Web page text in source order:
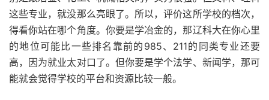
这些专业，就没那么亮眼了。所以，评价这所学校的档次，
得看你站在哪个角度。你要是学冶金的，那辽科大在你心里
的地位可能比一些排名靠前的985、211的同类专业还要
高，因为就业太对口了。但你要是学个法学、新闻学，那可
能就会觉得学校的平台和资源比较一般。